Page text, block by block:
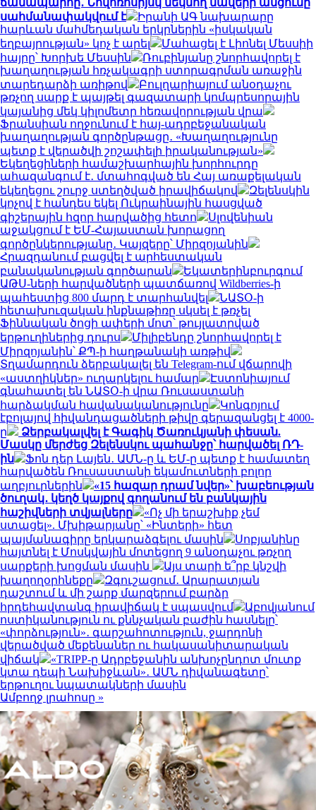
սահմանափակվում է
Իրանի ԱԳ նախարարը
հարևան մահմեդական երկրներին «իսկական
եղբայրության» կոչ է արել
Մահացել է Լիոնել Մեսսիի
հայրը՝ Խորխե Մեսսին
Ռուբինյանը շնորհավորել է
խաղաղության հռչակագրի ստորագրման առաջին
տարեդարձի առիթով
Բուլղարիայում անօդաչու
թռչող սարք է պայթել գազատարի կոմպրեսորային
կայանից մեկ կիլոմետր հեռավորության վրա
Ֆրանսիան ողջունում է հայ-ադրբեջանական
խաղաղության գործընթացը․ «Խաղաղությունը
պետք է վերածվի շոշափելի իրականության»
Եկեղեցիների համաշխարհային խորհուրդը
ահազանգում է․ մտահոգված են Հայ առաքելական
եկեղեցու շուրջ ստեղծված իրավիճակով
Զելենսկին
կոչով է հանդես եկել Ուկրաինային հասցված
գիշերային հզոր հարվածից հետո
Սլովենիան
աջակցում է ԵՄ-Հայաստան խորացող
գործընկերությանը․ Կայզերը՝ Միրզոյանին
Հրազդանում բացվել է արհեստական
բանականության գործարան
Եկատերինբուրգում
ԱԹՍ-ների հարվածների պատճառով Wildberries-ի
պահեստից 800 մարդ է տարհանվել
ՆԱՏՕ-ի
հետախուզական ինքնաթիռը սկսել է թռչել
Ֆիննական ծոցի ափերի մոտ՝ թույլատրված
երթուղիներից դուրս
Միլիբենդը շնորհավորել է
Միրզոյանին՝ ՔՊ-ի հաղթանակի առթիվ
Տղամարդուն ձերբակալել են Telegram-ում վճարովի
«աստղիկներ» ուղարկելու համար
Էստոնիայում
գնահատել են ՆԱՏՕ-ի վրա Ռուսաստանի
հարձակման հավանականությունը
Կոնգոյում
էբոլայով հիվանդացածների թիվը գերազանցել է 4000-
ը
Ձերբակալվել է Գագիկ Ծառուկյանի փեսան.
Մասկը մերժեց Զելենսկու պահանջը՝ հարվածել ՌԴ-
ին
Ֆոն դեր Լայեն․ ԱՄՆ-ը և ԵՄ-ը պետք է համատեղ
հարվածեն Ռուսաստանի եկամուտների բոլոր
աղբյուրներին
«15 հազար դրամ նվեր»՝ խաբեության
ծուղակ․ կեղծ կայքով գողանում են բանկային
հաշիվների տվյալները
«Ոչ մի երաշխիք չեմ
ստացել». Մխիթարյանը՝ «Ինտերի» հետ
պայմանագիրը երկարաձգելու մասին
Սոբյանինը
հայտնել է Մոսկվային մոտեցող 9 անօդաչու թռչող
սարքերի խոցման մասին
Այս տարի ե՞րբ կնշվի
խաղողօրհնեքը
Զգուշացում․ Արարատյան
դաշտում և մի շարք մարզերում բարձր
հրդեհավտանգ իրավիճակ է սպասվում
Աբովյանում
ոստիկանություն ու քննչական բաժին հասնելը՝
«փորձություն»․ գարշահոտություն, ջարդոնի
վերածված մեքենաներ ու հակասանիտարական
վիճակ
«TRIPP-ը Ադրբեջանին անխոչընդոտ մուտք
կտա դեպի Նախիջևան»․ ԱՄՆ դիվանագետը՝
երթուղու նպատակների մասին
Ամբողջ լրահոսը »